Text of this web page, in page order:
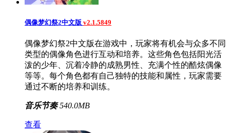
偶像梦幻祭2中文版 v2.1.5849
偶像梦幻祭2中文版在游戏中，玩家将有机会与众多不同
类型的偶像角色进行互动和培养。这些角色包括阳光活
泼的少年、沉着冷静的成熟男性、充满个性的酷炫偶像
等等。每个角色都有自己独特的技能和属性，玩家需要
通过不断的培养和训练。
音乐节奏 540.0MB
查看